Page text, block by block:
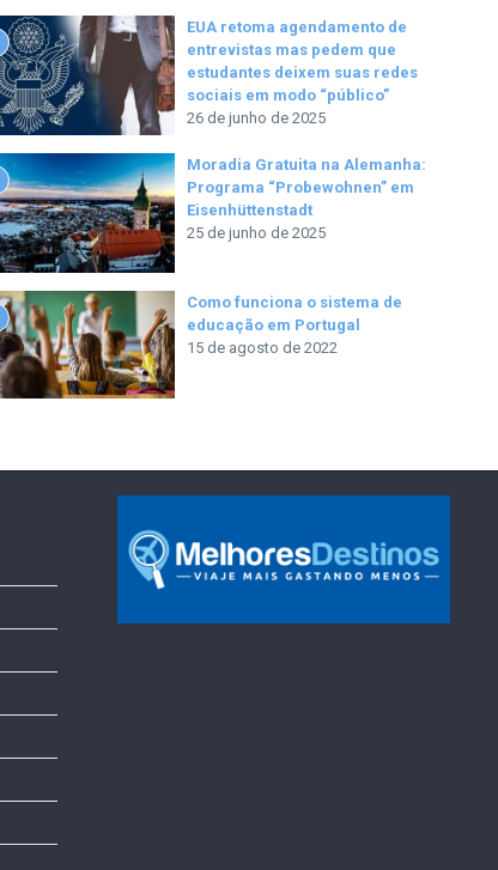
EUA retoma agendamento de
entrevistas mas pedem que
estudantes deixem suas redes
sociais em modo “público”
26 de junho de 2025
Moradia Gratuita na Alemanha:
Programa “Probewohnen” em
Eisenhüttenstadt
25 de junho de 2025
Como funciona o sistema de
educação em Portugal
15 de agosto de 2022